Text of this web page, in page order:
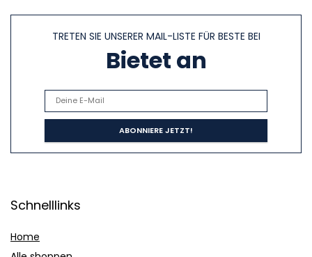
TRETEN SIE UNSERER MAIL-LISTE FÜR BESTE BEI
Bietet an
Schnelllinks
Home